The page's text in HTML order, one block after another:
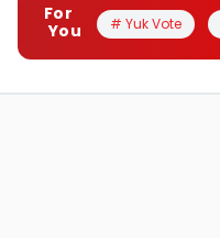
For
You
# Yuk Vote